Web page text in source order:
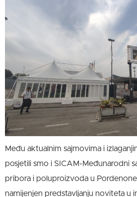
Među aktualnim sajmovima i
posjetili smo i SICAM-Međunarodni
pribora i poluproizvoda u Pordenone
namijenjen predstavljanju noviteta u